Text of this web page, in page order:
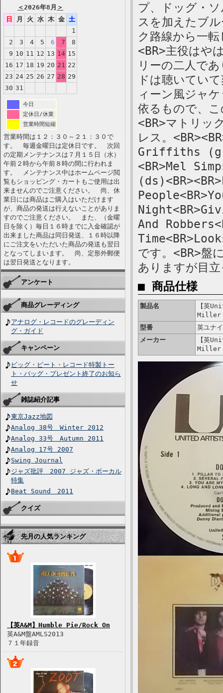
＜2026年8月 ＞
日
月 火 水 木 金 土
1
2
3 4 5 6 7
8
9 10 11 12 13 14 15
16 17 18 19 20 21 22
23 24 25 26 27 28 29
30 31
今日
定休日/休業
営業時間短縮
営業時間は１２：３０～２１：３０で
す。 毎週金曜日は定休日です。 次回
の定期メンテナンスは７月１５日（水）
午前２時から午前８時の間に行われま
す。 メンテナンス中はホームページ閲
覧もショッピング・カートもご使用は出
来ませんのでご注意ください。 尚、休
業日には商品はご購入はいただけます
が、商品の発送は行えないことがありま
すのでご注意ください。 また、（金曜
日を除く）毎日１６時までに入金確認が
出来ました商品は同日発送、１６時以降
にご注文をいただいた商品の発送も翌日
となってしまいます。 尚、定形外郵便
は翌日発送となります。
アンケート
商品グレーディング
アナログ・レコードのグレーディン
グ・ガイド
キャンペーン
ビッグ・ビート・レコード特製トー
ト・バッグ・プレゼント終了のお知ら
せ
雑誌紹介記事
東京Jazz地図
Analog 38号 Winter 2012
Analog 33号 Autumn 2011
Analog 17号 2007
Swing Journal
ジャズ批評 2007 ジャズ・ボーカル
特集
Beat Sound 2011
クイズ
先月の人気ランキング
【英A&M】Humble Pie/Rock On
英A&M盤AMLS2013
７１年録音
プ、ドッグ・
スを加えたブ
ク路線から一
<BR>主役はや
リーの二人で
ドは聴いてい
ィーン風ジャ
依るもので、
<BR>マトリッ
レス。
Griffiths (g,
<BR>Mel
And
です。<BR>盤
ありますが目
■ 商品仕様
製品名
【英
Miller
型番
英ユナ
メーカー
【英
Miller